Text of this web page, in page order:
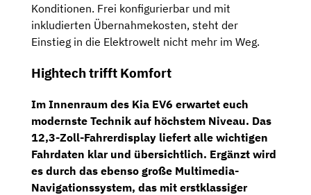
Konditionen. Frei konfigurierbar und mit
inkludierten Übernahmekosten, steht der
Einstieg in die Elektrowelt nicht mehr im Weg.
Hightech trifft Komfort
Im Innenraum des Kia EV6 erwartet euch
modernste Technik auf höchstem Niveau. Das
12,3-Zoll-Fahrerdisplay liefert alle wichtigen
Fahrdaten klar und übersichtlich. Ergänzt wird
es durch das ebenso große Multimedia-
Navigationssystem, das mit erstklassiger